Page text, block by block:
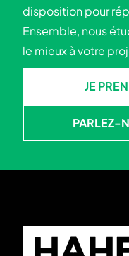
disposition pour
Ensemble, nous
le mieux à votre
JE
PARLEZ-